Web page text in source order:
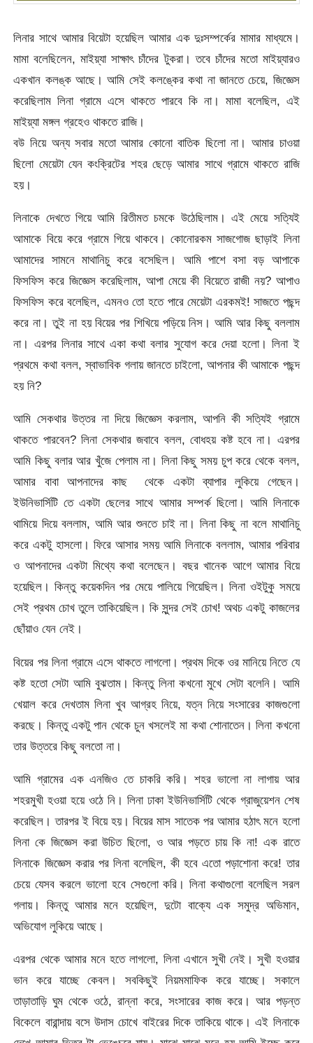
লিনার সাথে আমার বিয়েটা হয়েছিল আমার এক দুঃসম্পর্কের মামার মাধ্যমে।
মামা বলেছিলেন, মাইয়্যা সাক্ষাৎ চাঁদের টুকরা। তবে চাঁদের মতো মাইয়্যারও
একখান কলঙ্ক আছে। আমি সেই কলঙ্কের কথা না জানতে চেয়ে, জিজ্ঞেস
করেছিলাম লিনা গ্রামে এসে থাকতে পারবে কি না। মামা বলেছিল, এই
মাইয়্যা মঙ্গল গ্রহেও থাকতে রাজি।
বউ নিয়ে অন্য সবার মতো আমার কোনো বাতিক ছিলো না। আমার চাওয়া
ছিলো মেয়েটা যেন কংক্রিটের শহর ছেড়ে আমার সাথে গ্রামে থাকতে রাজি
হয়।
লিনাকে দেখতে গিয়ে আমি রিতীমত চমকে উঠেছিলাম। এই মেয়ে সত্যিই
আমাকে বিয়ে করে গ্রামে গিয়ে থাকবে। কোনোরকম সাজগোজ ছাড়াই লিনা
আমাদের সামনে মাথানিচু করে বসেছিল। আমি পাশে বসা বড় আপাকে
ফিসফিস করে জিজ্ঞেস করেছিলাম, আপা মেয়ে কী বিয়েতে রাজী নয়? আপাও
ফিসফিস করে বলেছিল, এমনও তো হতে পারে মেয়েটা এরকমই! সাজতে পছন্দ
করে না। তুই না হয় বিয়ের পর শিখিয়ে পড়িয়ে নিস। আমি আর কিছু বললাম
না। এরপর লিনার সাথে একা কথা বলার সুযোগ করে দেয়া হলো। লিনা ই
প্রথমে কথা বলল, স্বাভাবিক গলায় জানতে চাইলো, আপনার কী আমাকে পছন্দ
হয় নি?
আমি সেকথার উত্তর না দিয়ে জিজ্ঞেস করলাম, আপনি কী সত্যিই গ্রামে
থাকতে পারবেন? লিনা সেকথার জবাবে বলল, বোধহয় কষ্ট হবে না। এরপর
আমি কিছু বলার আর খুঁজে পেলাম না। লিনা কিছু সময় চুপ করে থেকে বলল,
আমার বাবা আপনাদের কাছ থেকে একটা ব্যাপার লুকিয়ে গেছেন।
ইউনিভার্সিটি তে একটা ছেলের সাথে আমার সম্পর্ক ছিলো। আমি লিনাকে
থামিয়ে দিয়ে বললাম, আমি আর শুনতে চাই না। লিনা কিছু না বলে মাথানিচু
করে একটু হাসলো। ফিরে আসার সময় আমি লিনাকে বললাম, আমার পরিবার
ও আপনাদের একটা মিথ্যে কথা বলেছেন। বছর খানেক আগে আমার বিয়ে
হয়েছিল। কিন্তু কয়েকদিন পর মেয়ে পালিয়ে গিয়েছিল। লিনা ওইটুকু সময়ে
সেই প্রথম চোখ তুলে তাকিয়েছিল। কি সুন্দর সেই চোখ! অথচ একটু কাজলের
ছোঁয়াও যেন নেই।
বিয়ের পর লিনা গ্রামে এসে থাকতে লাগলো। প্রথম দিকে ওর মানিয়ে নিতে যে
কষ্ট হতো সেটা আমি বুঝতাম। কিন্তু লিনা কখনো মুখে সেটা বলেনি। আমি
খেয়াল করে দেখতাম লিনা খুব আগ্রহ নিয়ে, যত্ন নিয়ে সংসারের কাজগুলো
করছে। কিন্তু একটু পান থেকে চুন খসলেই মা কথা শোনাতেন। লিনা কখনো
তার উত্তরে কিছু বলতো না।
আমি গ্রামের এক এনজিও তে চাকরি করি। শহর ভালো না লাগায় আর
শহরমুখী হওয়া হয়ে ওঠে নি। লিনা ঢাকা ইউনিভার্সিটি থেকে গ্রাজুয়েশন শেষ
করেছিল। তারপর ই বিয়ে হয়। বিয়ের মাস সাতেক পর আমার হঠাৎ মনে হলো
লিনা কে জিজ্ঞেস করা উচিত ছিলো, ও আর পড়তে চায় কি না! এক রাতে
লিনাকে জিজ্ঞেস করার পর লিনা বলেছিল, কী হবে এতো পড়াশোনা করে! তার
চেয়ে যেসব করলে ভালো হবে সেগুলো করি। লিনা কথাগুলো বলেছিল সরল
গলায়। কিন্তু আমার মনে হয়েছিল, দুটো বাক্যে এক সমুদ্র অভিমান,
অভিযোগ লুকিয়ে আছে।
এরপর থেকে আমার মনে হতে লাগলো, লিনা এখানে সুখী নেই। সুখী হওয়ার
ভান করে যাচ্ছে কেবল। সবকিছুই নিয়মমাফিক করে যাচ্ছে। সকালে
তাড়াতাড়ি ঘুম থেকে ওঠে, রান্না করে, সংসারের কাজ করে। আর পড়ন্ত
বিকেলে বারান্দায় বসে উদাস চোখে বাইরের দিকে তাকিয়ে থাকে। এই লিনাকে